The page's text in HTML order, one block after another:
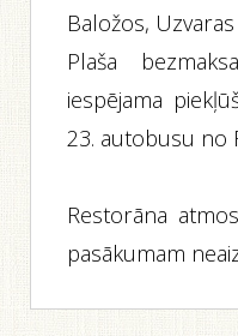
Baložos,
Plaša
iespējama
23. autobusu no
Restorāna
pasākumam